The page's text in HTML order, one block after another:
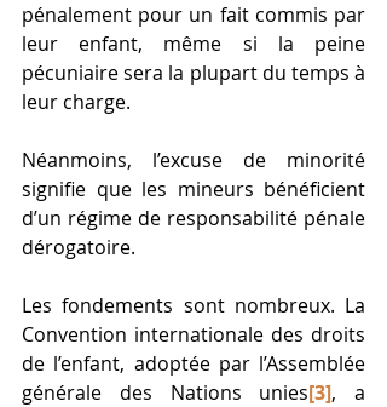
pénalement pour un fait commis par
leur enfant, même si la peine
pécuniaire sera la plupart du temps à
leur charge.
Néanmoins, l’excuse de minorité
signifie que les mineurs bénéficient
d’un régime de responsabilité pénale
dérogatoire.
Les fondements sont nombreux. La
Convention internationale des droits
de l’enfant, adoptée par l’Assemblée
générale des Nations unies[3], a